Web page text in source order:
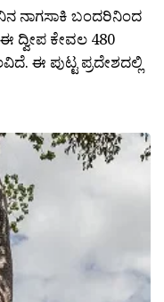
ನಾಗಸಾಕಿ ಬಂದರಿನಿಂದ
ಕೇವಲ 480
ಈ ಪುಟ್ಟ ಪ್ರದೇಶದಲ್ಲಿ